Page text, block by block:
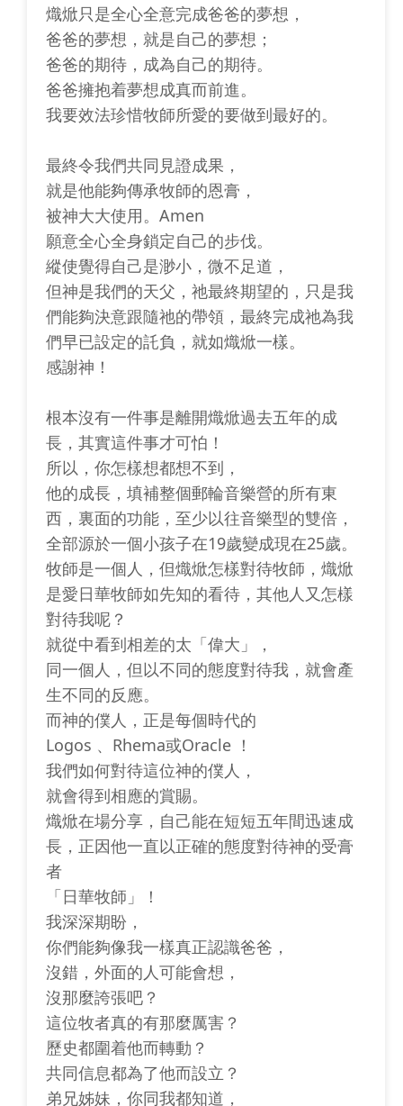
熾焮只是全心全意完成爸爸的夢想，
爸爸的夢想，就是自己的夢想；
爸爸的期待，成為自己的期待。
爸爸擁抱着夢想成真而前進。
我要效法珍惜牧師所愛的要做到最好的。
最終令我們共同見證成果，
就是他能夠傳承牧師的恩膏，
被神大大使用。Amen
願意全心全身鎖定自己的步伐。
縱使覺得自己是渺小，微不足道，
但神是我們的天父，祂最終期望的，只是我
們能夠決意跟隨祂的帶領，最終完成祂為我
們早已設定的託負，就如熾焮一樣。
感謝神！
根本沒有一件事是離開熾焮過去五年的成
長，其實這件事才可怕！
所以，你怎樣想都想不到，
他的成長，填補整個郵輪音樂營的所有東
西，裏面的功能，至少以往音樂型的雙倍，
全部源於一個小孩子在19歲變成現在25歲。
牧師是一個人，但熾焮怎樣對待牧師，熾焮
是愛日華牧師如先知的看待，其他人又怎樣
對待我呢？
就從中看到相差的太「偉大」，
同一個人，但以不同的態度對待我，就會產
生不同的反應。
而神的僕人，正是每個時代的
Logos 、Rhema或Oracle ！
我們如何對待這位神的僕人，
就會得到相應的賞賜。
熾焮在場分享，自己能在短短五年間迅速成
長，正因他一直以正確的態度對待神的受膏
者
「日華牧師」！
我深深期盼，
你們能夠像我一樣真正認識爸爸，
沒錯，外面的人可能會想，
沒那麼誇張吧？
這位牧者真的有那麼厲害？
歷史都圍着他而轉動？
共同信息都為了他而設立？
弟兄姊妹，你同我都知道，